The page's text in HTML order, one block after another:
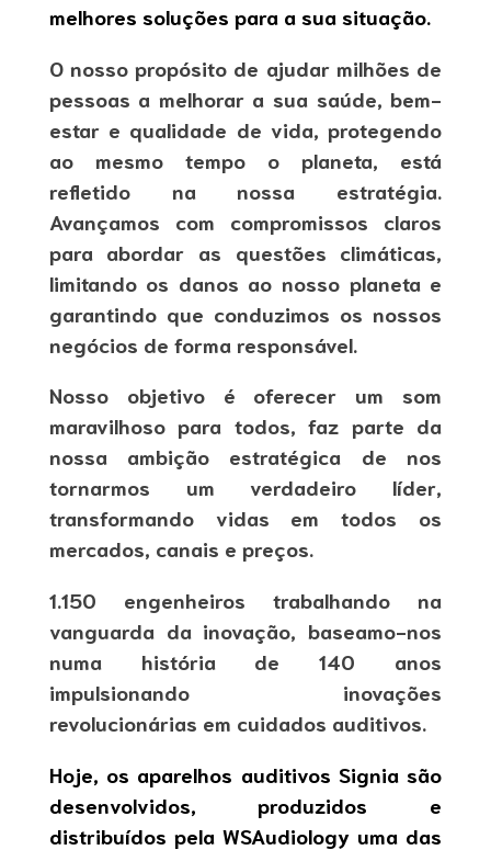
melhores soluções para a sua situação.
O nosso propósito de ajudar milhões de
pessoas a melhorar a sua saúde, bem-
estar e qualidade de vida, protegendo
ao mesmo tempo o planeta, está
refletido na nossa estratégia.
Avançamos com compromissos claros
para abordar as questões climáticas,
limitando os danos ao nosso planeta e
garantindo que conduzimos os nossos
negócios de forma responsável.
Nosso objetivo é oferecer um som
maravilhoso para todos, faz parte da
nossa ambição estratégica de nos
tornarmos um verdadeiro líder,
transformando vidas em todos os
mercados, canais e preços.
1.150 engenheiros trabalhando na
vanguarda da inovação, baseamo-nos
numa história de 140 anos
impulsionando inovações
revolucionárias em cuidados auditivos.
Hoje, os aparelhos auditivos Signia são
desenvolvidos, produzidos e
distribuídos pela WSAudiology uma das